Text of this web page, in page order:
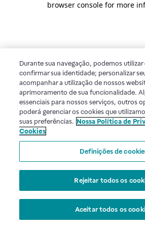
browser console for more
Durante sua navegação, podemos
confirmar sua identidade; personalizar
acompanhar a utilização de nossos
aprimoramento de sua funcionalidade.
essenciais para nossos serviços, outros
poderá gerenciar os cookies que
suas preferências. Nossa Política de
Cookies
Definições de
Rejeitar todos os
Aceitar todos os